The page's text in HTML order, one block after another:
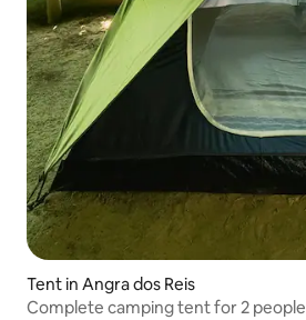
Tent in Angra dos Reis
Complete camping tent for 2 people